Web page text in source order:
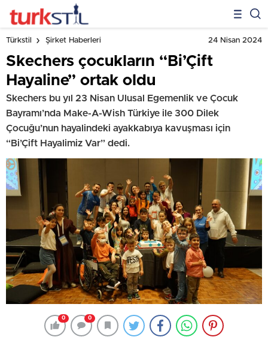
Türkstil Şirket Haberleri 24 Nisan 2024
Skechers çocukların “Bi’Çift
Hayaline” ortak oldu
Skechers bu yıl 23 Nisan Ulusal Egemenlik ve Çocuk
Bayramı’nda Make-A-Wish Türkiye ile 300 Dilek
Çocuğu’nun hayalindeki ayakkabıya kavuşması için
“Bi’Çift Hayalimiz Var” dedi.
0 0